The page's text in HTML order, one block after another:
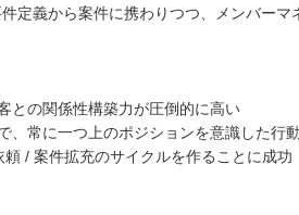
定義から案件に携わりつつ、メンバーマ
との関係性構築力が圧倒的に高い
常に一つ上のポジションを意識した行
/ 案件拡充のサイクルを作ることに成功